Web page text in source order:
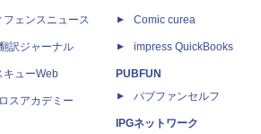
フェンスニュース
訳ジャーナル
キューWeb
スアカデミー
Comic curea
impress QuickBooks
PUBFUN
パブファンセルフ
IPGネットワーク